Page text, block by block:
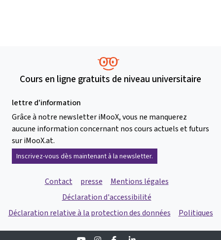
Cours en ligne gratuits de niveau universitaire
lettre d'information
Grâce à notre newsletter iMooX, vous ne manquerez
aucune information concernant nos cours actuels et futurs
sur iMooX.at.
Inscrivez-vous dès maintenant à la newsletter.
Contact presse
Mentions légales
Déclaration d'accessibilité
Déclaration relative à la protection des données
Politiques